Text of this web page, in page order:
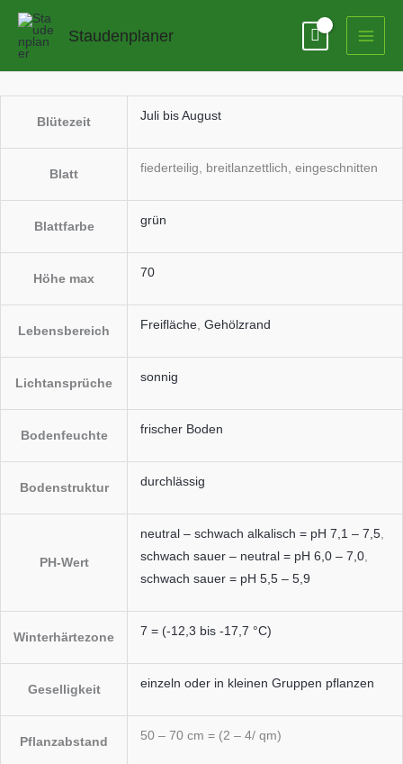
Zum
springen
Staudenplaner
Blütezeit Juli bis August
Blatt fiederteilig, breitlanzettlich, eingeschnitten
Blattfarbe grün
Höhe max 70
Lebensbereich Freifläche, Gehölzrand
Lichtansprüche sonnig
Bodenfeuchte frischer Boden
Bodenstruktur durchlässig
PH-Wert
neutral – schwach alkalisch = pH 7,1 – 7,5,
schwach sauer – neutral = pH 6,0 – 7,0,
schwach sauer = pH 5,5 – 5,9
Winterhärtezone 7 = (-12,3 bis -17,7 °C)
Geselligkeit einzeln oder in kleinen Gruppen pflanzen
Pflanzabstand 50 – 70 cm = (2 – 4/ qm)
Patrinia
scabiosifolia
Menge